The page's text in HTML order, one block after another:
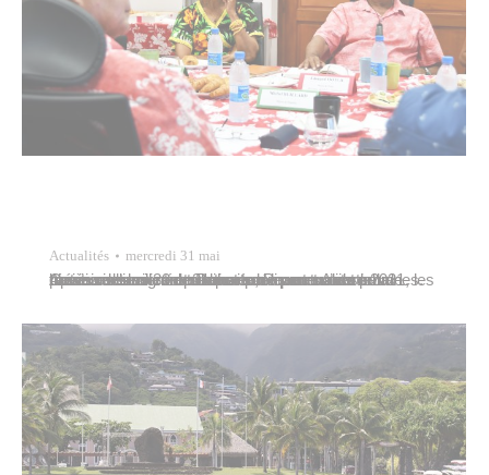
Actualités mercredi 31 mai
Après avoir signé une charte de partenariat pour l’assainissement des eaux usées en octobre 2021, les maires des villes de Papeete, Pirae et Arue se réunissent les 30 et 31 mai pour poursuivre leurs travaux de co-construction sur la mutualisation de plusieurs services publics communaux et sur la création d’une communauté de communes urbaines. Cet…